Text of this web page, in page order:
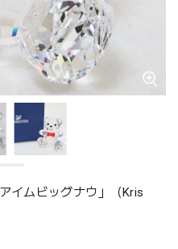
イムビッグナウ」（Kris